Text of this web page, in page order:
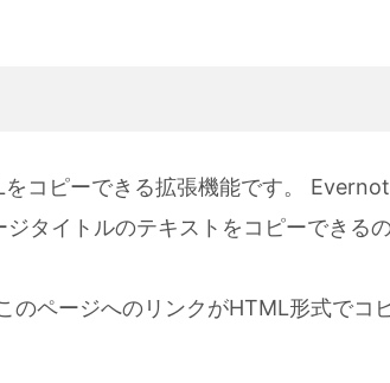
コピーできる拡張機能です。
タイトルのテキストをコピーできる
のページへのリンクがHTML形式でコ